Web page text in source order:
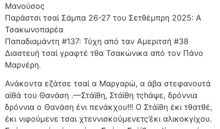
Μανούσος
Παράστσι τσαί Σάμπα 26-27 του Σετθέμπρη 2025: Α
Τσακωνοπαρέα
Παπαδιαμάντη #137: Τύχη από ταν Αμεριτσή #38
Διαστευή τσαί γραφτέ τθα Τσακώνικα από τον Πάνο
Μαρνέρη.
Ανάκοντα εζάτσε τσαί α Μαργαρώ, α άβα στεφανουτά
αϊθά του Θανάση .—Στάϊθη, Στάϊθη τςhάψε, δρόννια
δρόννια ο Θανάση ένι πενάκχου!!! Ο Στάϊθη έκι τθατθέ,
έκι νιφούμενε τσαι χτεννισκούμενετς’έκι αλικοκγίχου.